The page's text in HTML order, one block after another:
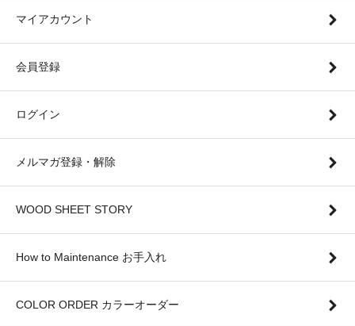
マイアカウント
会員登録
ログイン
メルマガ登録・解除
WOOD SHEET STORY
How to Maintenance お手入れ
COLOR ORDER カラーオーダー